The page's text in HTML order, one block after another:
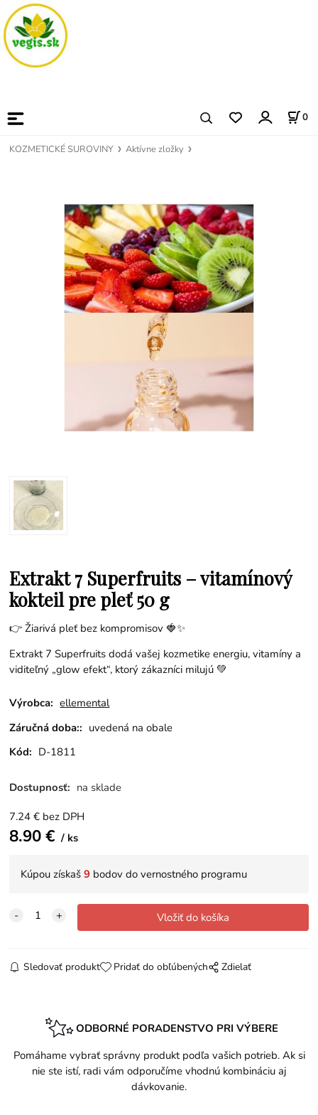
0
KOZMETICKÉ SUROVINY Aktívne zložky
Extrakt 7 Superfruits – vitamínový
kokteil pre pleť 50 g
👉 Žiarivá pleť bez kompromisov 🍓✨
Extrakt 7 Superfruits dodá vašej kozmetike energiu, vitamíny a
viditeľný „glow efekt“, ktorý zákazníci milujú 💚
Výrobca: ellemental
Záručná doba:: uvedená na obale
Kód: D-1811
Dostupnosť: na sklade
7.24 € bez DPH
8.90€ ks
Kúpou získaš9 bodov do vernostného programu
Sledovať produkt Pridať do obľúbených Zdielať
ODBORNÉ PORADENSTVO PRI VÝBERE
Pomáhame vybrať správny produkt podľa vašich potrieb. Ak si
nie ste istí, radi vám odporučíme vhodnú kombináciu aj
dávkovanie.